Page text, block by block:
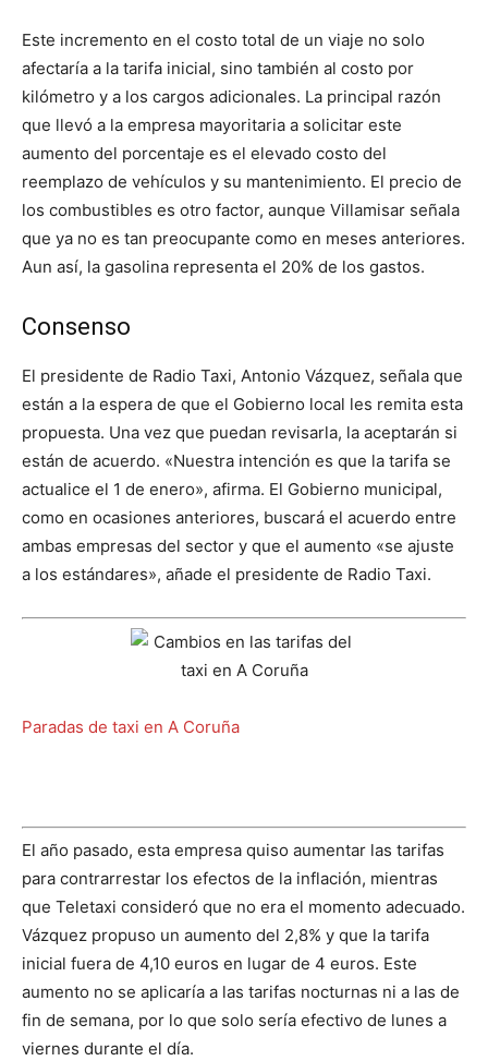
Este incremento en el costo total de un viaje no solo
afectaría a la tarifa inicial, sino también al costo por
kilómetro y a los cargos adicionales. La principal razón
que llevó a la empresa mayoritaria a solicitar este
aumento del porcentaje es el elevado costo del
reemplazo de vehículos y su mantenimiento. El precio de
los combustibles es otro factor, aunque Villamisar señala
que ya no es tan preocupante como en meses anteriores.
Aun así, la gasolina representa el 20% de los gastos.
Consenso
El presidente de Radio Taxi, Antonio Vázquez, señala que
están a la espera de que el Gobierno local les remita esta
propuesta. Una vez que puedan revisarla, la aceptarán si
están de acuerdo. «Nuestra intención es que la tarifa se
actualice el 1 de enero», afirma. El Gobierno municipal,
como en ocasiones anteriores, buscará el acuerdo entre
ambas empresas del sector y que el aumento «se ajuste
a los estándares», añade el presidente de Radio Taxi.
Paradas de taxi en A Coruña
El año pasado, esta empresa quiso aumentar las tarifas
para contrarrestar los efectos de la inflación, mientras
que Teletaxi consideró que no era el momento adecuado.
Vázquez propuso un aumento del 2,8% y que la tarifa
inicial fuera de 4,10 euros en lugar de 4 euros. Este
aumento no se aplicaría a las tarifas nocturnas ni a las de
fin de semana, por lo que solo sería efectivo de lunes a
viernes durante el día.